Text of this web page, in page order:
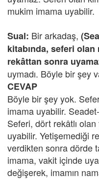
mukim imama uyabilir.
Sual: Bir arkadaş,
kitabında, seferi
rekâttan sonra
uymadı. Böyle bir şey
CEVAP
Böyle bir şey yok.
imama uyabilir.
Seferi, dört rekâtlı
uyabilir. Yetişemediği
verdikten sonra dörde
imama, vakit içinde
değişerek, imamın